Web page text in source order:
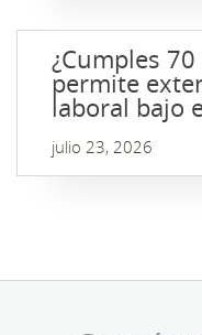
¿Cumples
permite
laboral bajo
julio 23, 2026